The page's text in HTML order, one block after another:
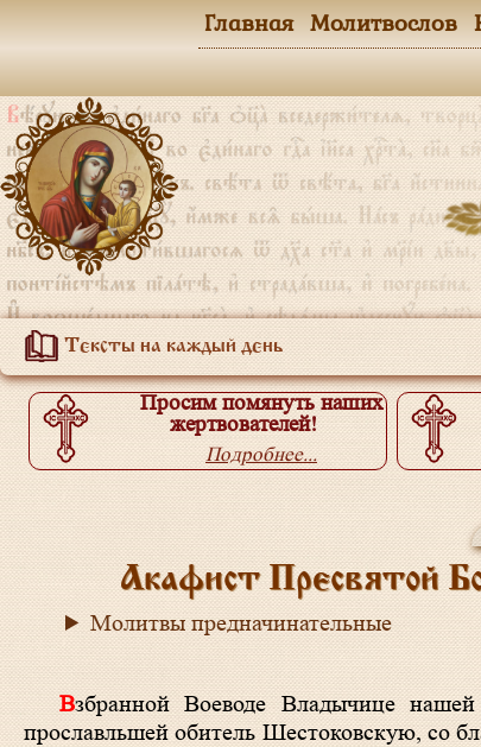
Тексты на каждый день
Главная Молитвослов
Просим помянуть наших
жертвователей!
Подробнее...
Акафист Пресвятой
Молитвы предначинательные
Взбранной Воеводе Владычице нашей Богородице, явлением чудотворнаго образа Своего
прославльшей обитель Шестоковскую, со